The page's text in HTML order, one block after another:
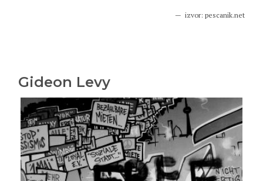
izvor: pescanik.net
Gideon Levy